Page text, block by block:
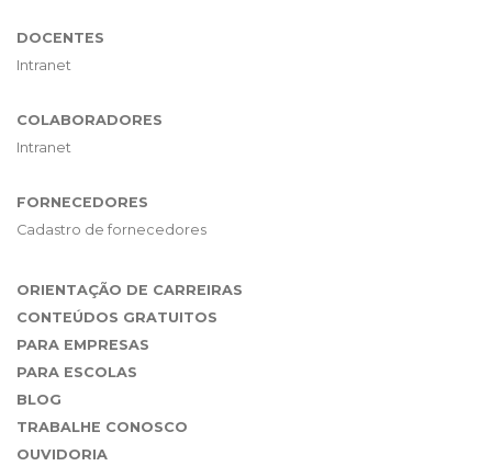
DOCENTES
Intranet
COLABORADORES
Intranet
FORNECEDORES
Cadastro de fornecedores
ORIENTAÇÃO DE CARREIRAS
CONTEÚDOS GRATUITOS
PARA EMPRESAS
PARA ESCOLAS
BLOG
TRABALHE CONOSCO
OUVIDORIA